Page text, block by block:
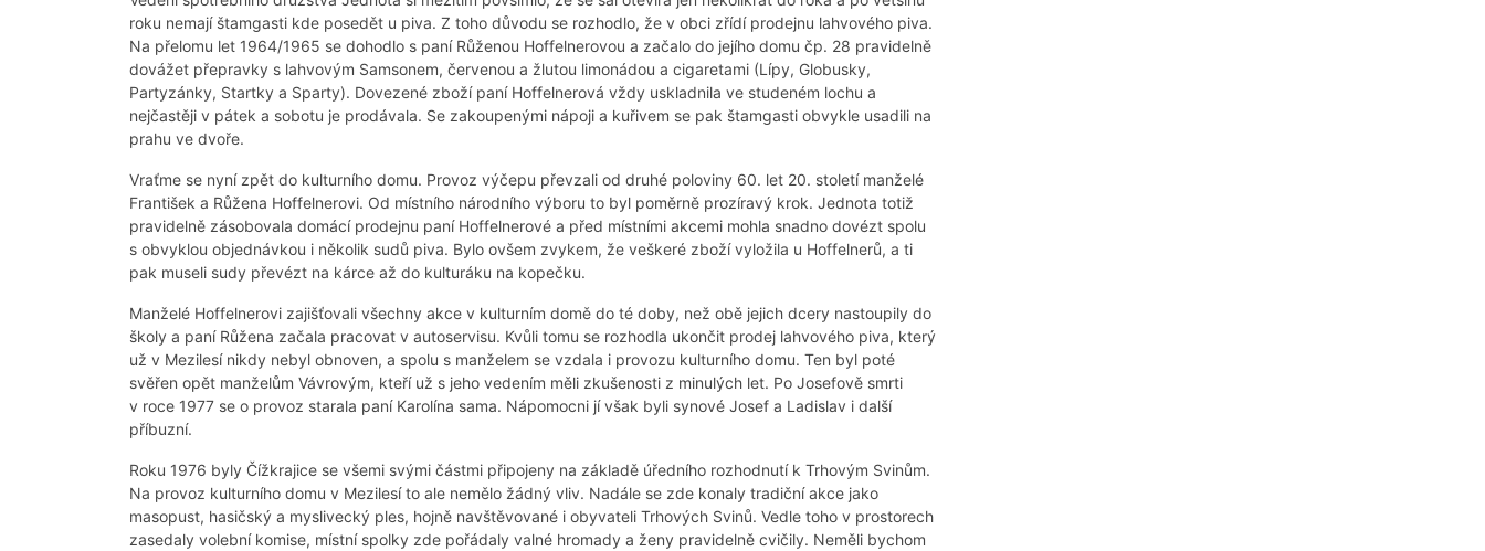
roku nemají štamgasti kde posedět u piva. Z toho důvodu se rozhodlo, že v obci zřídí prodejnu lahvového piva.
Na přelomu let 1964/1965 se dohodlo s paní Růženou Hoffelnerovou a začalo do jejího domu čp. 28 pravidelně
dovážet přepravky s lahvovým Samsonem, červenou a žlutou limonádou a cigaretami (Lípy, Globusky,
Partyzánky, Startky a Sparty). Dovezené zboží paní Hoffelnerová vždy uskladnila ve studeném lochu a
nejčastěji v pátek a sobotu je prodávala. Se zakoupenými nápoji a kuřivem se pak štamgasti obvykle usadili na
prahu ve dvoře.
Vraťme se nyní zpět do kulturního domu. Provoz výčepu převzali od druhé poloviny 60. let 20. století manželé
František a Růžena Hoffelnerovi. Od místního národního výboru to byl poměrně prozíravý krok. Jednota totiž
pravidelně zásobovala domácí prodejnu paní Hoffelnerové a před místními akcemi mohla snadno dovézt spolu
s obvyklou objednávkou i několik sudů piva. Bylo ovšem zvykem, že veškeré zboží vyložila u Hoffelnerů, a ti
pak museli sudy převézt na kárce až do kulturáku na kopečku.
Manželé Hoffelnerovi zajišťovali všechny akce v kulturním domě do té doby, než obě jejich dcery nastoupily do
školy a paní Růžena začala pracovat v autoservisu. Kvůli tomu se rozhodla ukončit prodej lahvového piva, který
už v Mezilesí nikdy nebyl obnoven, a spolu s manželem se vzdala i provozu kulturního domu. Ten byl poté
svěřen opět manželům Vávrovým, kteří už s jeho vedením měli zkušenosti z minulých let. Po Josefově smrti
v roce 1977 se o provoz starala paní Karolína sama. Nápomocni jí však byli synové Josef a Ladislav i další
příbuzní.
Roku 1976 byly Čížkrajice se všemi svými částmi připojeny na základě úředního rozhodnutí k Trhovým Svinům.
Na provoz kulturního domu v Mezilesí to ale nemělo žádný vliv. Nadále se zde konaly tradiční akce jako
masopust, hasičský a myslivecký ples, hojně navštěvované i obyvateli Trhových Svinů. Vedle toho v prostorech
zasedaly volební komise, místní spolky zde pořádaly valné hromady a ženy pravidelně cvičily. Neměli bychom